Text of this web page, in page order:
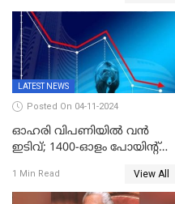
LATEST NEWS
Posted On 04-11-2024
ഓഹരി വിപണിയിൽ വൻ
ഇടിവ്; 1400-ഓളം പോയിൻ്റ്
സെൻസെക്സ്;രൂപയുടെ
മൂല്യം വീണ്ടും റെക്കോര്‍ഡ്
1 Min Read View All